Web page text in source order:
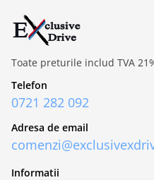
Toate preturile includ TVA
Telefon
0721 282 092
Adresa de email
Informatii